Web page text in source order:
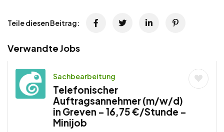
Teile diesen Beitrag:
Verwandte Jobs
Sachbearbeitung
Telefonischer
Auftragsannehmer (m/w/d)
in Greven – 16,75 €/Stunde –
Minijob